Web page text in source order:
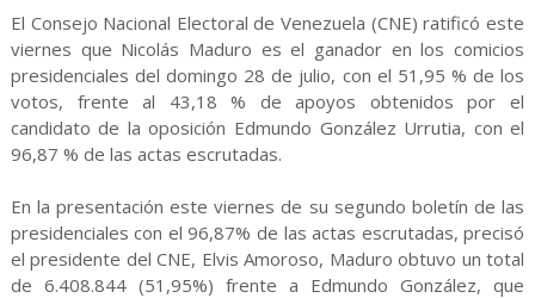
El Consejo Nacional Electoral de Venezuela (CNE) ratificó este
viernes que Nicolás Maduro es el ganador en los comicios
presidenciales del domingo 28 de julio, con el 51,95 % de los
votos, frente al 43,18 % de apoyos obtenidos por el
candidato de la oposición Edmundo González Urrutia, con el
96,87 % de las actas escrutadas.
En la presentación este viernes de su segundo boletín de las
presidenciales con el 96,87% de las actas escrutadas, precisó
el presidente del CNE, Elvis Amoroso, Maduro obtuvo un total
de 6.408.844 (51,95%) frente a Edmundo González, que